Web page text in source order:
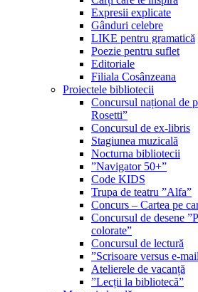
Expresii explicate
Gânduri celebre
LIKE pentru gramatică
Poezie pentru suflet
Editoriale
Filiala Cosânzeana
Proiectele bibliotecii
Concursul național de
Rosetti”
Concursul de ex-libris
Stagiunea muzicală
Nocturna bibliotecii
”Navigator 50+”
Code KIDS
Trupa de teatru ”Alfa”
Concurs – Cartea pe
Concursul de desene
colorate”
Concursul de lectură
”Scrisoare versus e-
Atelierele de vacanță
”Lecții la bibliotecă”